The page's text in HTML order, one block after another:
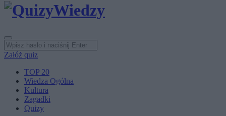
Załóż quiz
TOP 20
Wiedza Ogólna
Kultura
Zagadki
Quizy